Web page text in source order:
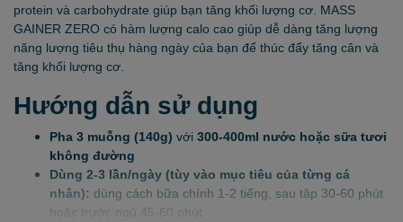
protein và carbohydrate giúp bạn tăng khối lượng cơ. MASS
GAINER ZERO có hàm lượng calo cao giúp dễ dàng tăng lượng
năng lượng tiêu thụ hàng ngày của bạn để thúc đẩy tăng cân và
tăng khối lượng cơ.
Hướng dẫn sử dụng
Pha 3 muỗng (140g) với 300-400ml nước hoặc sữa tươi
không đường
Dùng 2-3 lần/ngày (tùy vào mục tiêu của từng cá
nhân): dùng cách bữa chính 1-2 tiếng, sau tập 30-60 phút
hoặc trước ngủ 45-60 phút